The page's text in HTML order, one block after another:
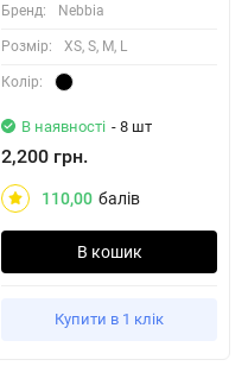
Бренд: Nebbia
Розмiр: XS, S, M, L
Колiр:
В наявності - 8 шт
2,200 грн.
110,00 балів
В кошик
Купити в 1 клік